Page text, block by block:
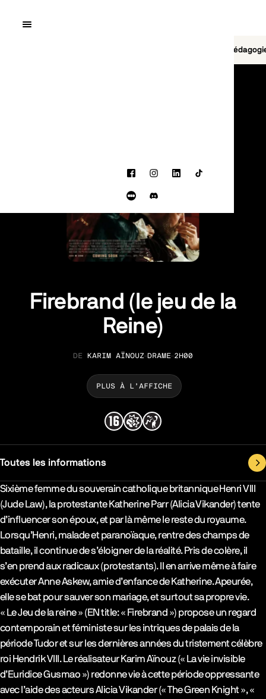
Quai10
FacebookInstagram
LinkedInTikTok
Letterboxd
Discord
Firebrand (le jeu de la
Reine)
RÉALISATION
KARIM AÏNOUZ GENRE
DRAME DURÉE
2H00
PLUS À L’AFFICHE
Toutes les informations
Synopsys & Casting
Sixième femme du souverain catholique britannique Henri VIII
(Jude Law), la protestante Katherine Parr (Alicia Vikander) tente
d’influencer son époux, et par là même le reste du royaume.
Lorsqu’Henri, malade et paranoïaque, rentre des champs de
bataille, il continue de s’éloigner de la réalité. Pris de colère, il
s’en prend aux radicaux (protestants). Il en arrive même à faire
exécuter Anne Askew, amie d’enfance de Katherine. Apeurée,
elle se bat pour sauver son mariage, et surtout sa propre vie.
« Le Jeu de la reine » (EN title: « Firebrand ») propose un regard
contemporain et féministe sur les intriques de palais de la
période Tudor et sur les dernières années du tristement célèbre
roi Hendrik VIII. Le réalisateur Karim Aïnouz (« La vie invisible
d’Euridice Gusmao ») redonne vie à cette période oppressante
avec l’aide des acteurs Alicia Vikander (« The Green Knight », «